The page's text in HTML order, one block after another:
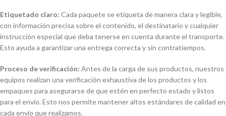
Etiquetado claro: Cada paquete se etiqueta de manera clara y legible,
con información precisa sobre el contenido, el destinatario y cualquier
instrucción especial que deba tenerse en cuenta durante el transporte.
Esto ayuda a garantizar una entrega correcta y sin contratiempos.
Proceso de verificación: Antes de la carga de sus productos, nuestros
equipos realizan una verificación exhaustiva de los productos y los
empaques para asegurarse de que estén en perfecto estado y listos
para el envío. Esto nos permite mantener altos estándares de calidad en
cada envío que realizamos.